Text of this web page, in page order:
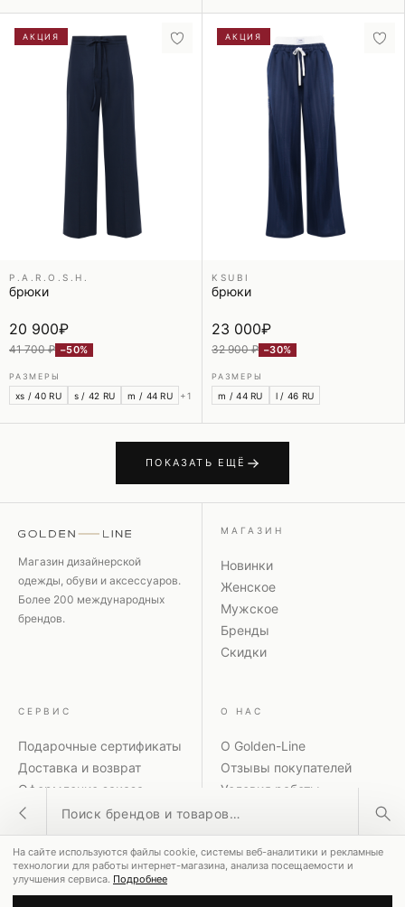
АКЦИЯ
P.A.R.O.S.H.
брюки
20 900₽
41 700 ₽ −50%
РАЗМЕРЫ
xs / 40 RU s / 42 RU m / 44 RU +1
АКЦИЯ
KSUBI
брюки
23 000₽
32 900 ₽ −30%
РАЗМЕРЫ
m / 44 RU l / 46 RU
ПОКАЗАТЬ ЕЩЁ
Магазин дизайнерской
одежды, обуви и аксессуаров.
Более 200 международных
брендов.
МАГАЗИН
Новинки
Женское
Мужское
Бренды
Скидки
СЕРВИС
Подарочные сертификаты
Доставка и возврат
Оформление заказа
Способы оплаты
Акции и скидки
Контакты
О НАС
О Golden-Line
Отзывы покупателей
Условия работы
Политика
конфиденциальности
Рассылка
На сайте используются файлы cookie, системы веб-аналитики и рекламные
технологии для работы интернет-магазина, анализа посещаемости и
улучшения сервиса. Подробнее
ПОПУЛЯРНЫЕ ЗАПРОСЫ
MM6 Maison Margiela